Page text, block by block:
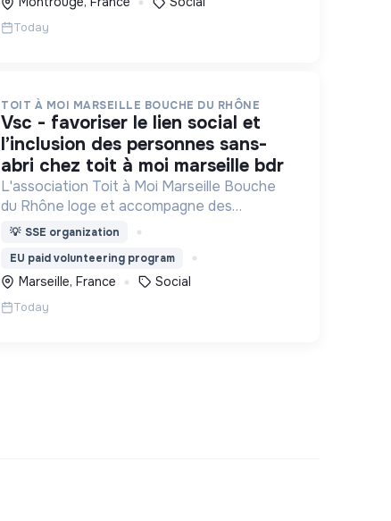
Today
TOIT À MOI MARSEILLE BOUCHE DU RHÔNE
vsc - favoriser le lien social et
l’inclusion des personnes sans-
abri chez toit à moi marseille bdr
L'association Toit à Moi Marseille Bouche
du Rhône loge et accompagne des
personnes sans abris vers un avenir sans
💡 SSE organization
EU paid volunteering program
Marseille, France Social
Today